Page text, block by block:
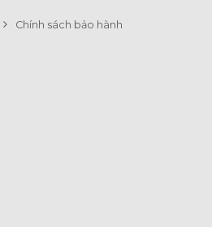
Chính sách bảo hành